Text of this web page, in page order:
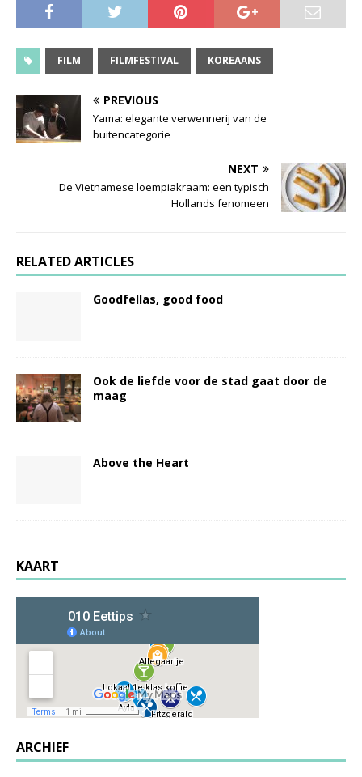
FILM FILMFESTIVAL KOREAANS
PREVIOUS
Yama: elegante verwennerij van de
buitencategorie
NEXT
De Vietnamese loempiakraam: een typisch
Hollands fenomeen
RELATED ARTICLES
Goodfellas, good food
Ook de liefde voor de stad gaat door de
maag
Above the Heart
KAART
ARCHIEF